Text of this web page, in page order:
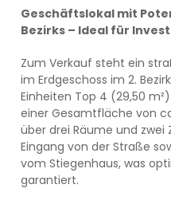
Geschäftslokal mit
Bezirks – Ideal für
Zum Verkauf steht ein
im Erdgeschoss im 2.
Einheiten Top 4 (29,50
einer Gesamtfläche von
über drei Räume und
Eingang von der Straße
vom Stiegenhaus, was
garantiert.